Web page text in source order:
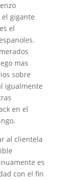
gigante
el
mas
sobre
igualmente
en el
al clientela
es
con el fin